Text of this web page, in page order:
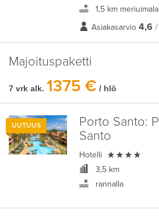
1,5 km
Asiakasarvio 4,6
Majoituspaketti
7 vrk alk. 1375 € / hlö
UUTUUS Porto Santo:
Santo
Hotelli 
3,5 km
rannalla